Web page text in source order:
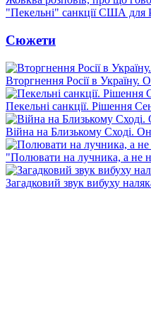
"Пекельні" санкції США для
Сюжети
Вторгнення Росії в Україну.
Пекельні санкції. Рішення
Війна на Близькому Сході.
"Полювати на лучника, а не
Загадковий звук вибуху